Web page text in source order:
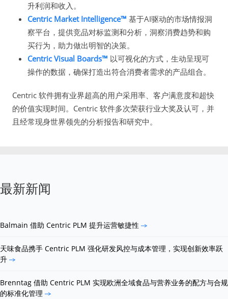
升利润和收入。
Centric Market Intelligence™ 基于AI驱动的市场情报洞
察平台，提供竞品对标监测和分析，洞察消费趋势和购
买行为，助力做出明智的决策。
Centric Visual Boards™ 以可视化的方式，生动呈现可
操作的数据，确保打造出符合消费者需求的产品组合。
Centric 软件拥有业界超高的用户采用率、客户满意度和超快
的价值实现时间。Centric 软件多次荣获行业大奖及认可，并
且经常现身世界领先的分析报告和研究中。
最新新闻
Balmain 借助 Centric PLM 提升运营敏捷性
天味食品携手 Centric PLM 强化研发风控与成本管理，实现创新效率跃
升
Brenntag 借助 Centric PLM 实现欧洲全域食品与营养业务的配方与合规
的标准化管理